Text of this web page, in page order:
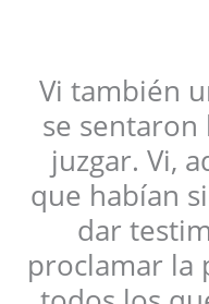
Vi también
se sentaron
juzgar. Vi,
que habían
dar
proclamar la